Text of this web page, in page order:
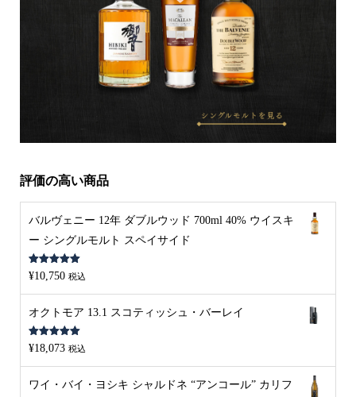
評価の高い商品
バルヴェニー 12年 ダブルウッド 700ml 40% ウイスキ
ー シングルモルト スペイサイド
5段階中5.00
の評価
¥10,750 税込
オクトモア 13.1 スコティッシュ・バーレイ
5段階中5.00
の評価
¥18,073 税込
ワイ・バイ・ヨシキ シャルドネ “アンコール” カリフ